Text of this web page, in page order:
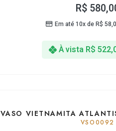
R$
Em até 10x deR$
À vista R$
VASO VIETNAMITA
VSO0092